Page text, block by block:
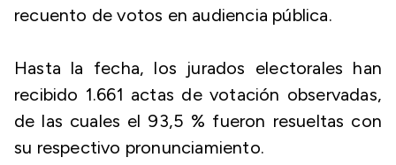
recuento de votos en audiencia pública.
Hasta la fecha, los jurados electorales han
recibido 1.661 actas de votación observadas,
de las cuales el 93,5 % fueron resueltas con
su respectivo pronunciamiento.